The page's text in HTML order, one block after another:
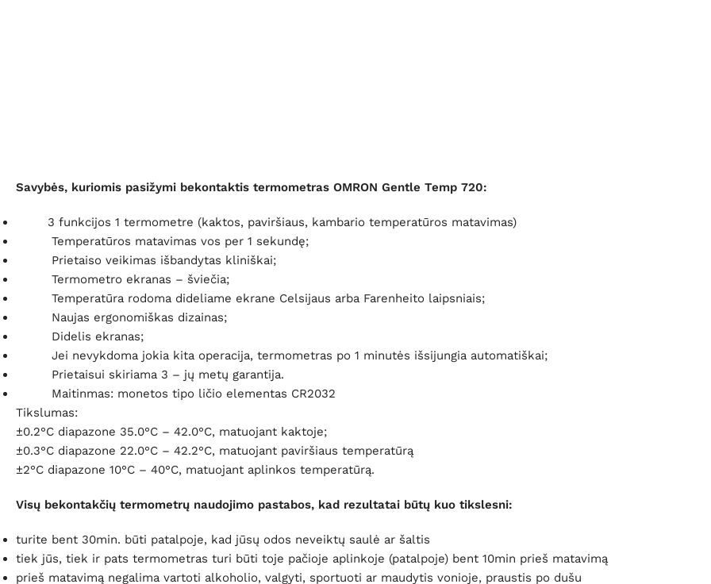
Savybės, kuriomis pasižymi bekontaktis termometras OMRON Gentle Temp 720:
3 funkcijos 1 termometre (kaktos, paviršiaus, kambario temperatūros matavimas)
Temperatūros matavimas vos per 1 sekundę;
Prietaiso veikimas išbandytas kliniškai;
Termometro ekranas – šviečia;
Temperatūra rodoma dideliame ekrane Celsijaus arba Farenheito laipsniais;
Naujas ergonomiškas dizainas;
Didelis ekranas;
Jei nevykdoma jokia kita operacija, termometras po 1 minutės išsijungia automatiškai;
Prietaisui skiriama 3 – jų metų garantija.
Maitinmas: monetos tipo ličio elementas CR2032
Tikslumas:
±0.2°C diapazone 35.0°C – 42.0°C, matuojant kaktoje;
±0.3°C diapazone 22.0°C – 42.2°C, matuojant paviršiaus temperatūrą
±2°C diapazone 10°C – 40°C, matuojant aplinkos temperatūrą.
Visų bekontakčių termometrų naudojimo pastabos, kad rezultatai būtų kuo tikslesni:
turite bent 30min. būti patalpoje, kad jūsų odos neveiktų saulė ar šaltis
tiek jūs, tiek ir pats termometras turi būti toje pačioje aplinkoje (patalpoje) bent 10min prieš matavimą
prieš matavimą negalima vartoti alkoholio, valgyti, sportuoti ar maudytis vonioje, praustis po dušu